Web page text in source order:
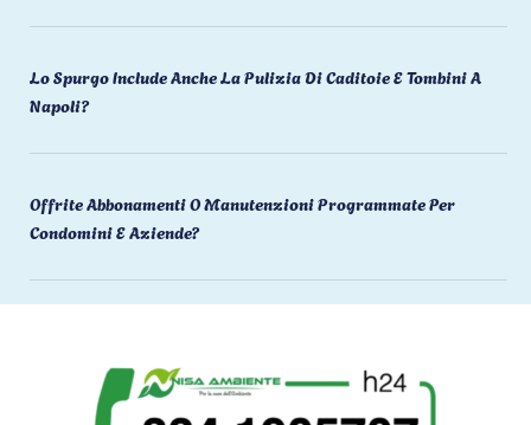
Lo Spurgo Include Anche La Pulizia Di Caditoie E Tombini A
Napoli?
Offrite Abbonamenti O Manutenzioni Programmate Per
Condomini E Aziende?